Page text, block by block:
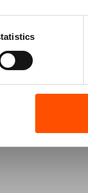
om eventuele